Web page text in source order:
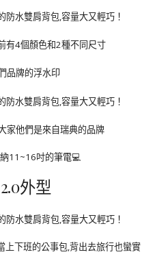
有4個顏色和2種不同尺寸
品牌的浮水印
家他們是來自瑞典的品牌
11~16吋的筆電💻
外型
下班的公事包,背出去旅行也蠻實